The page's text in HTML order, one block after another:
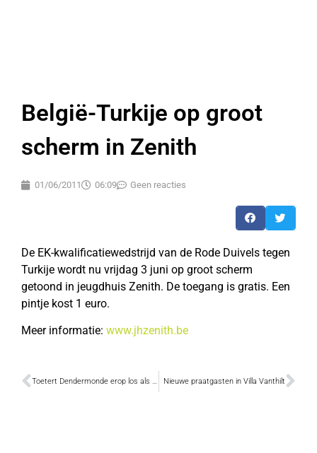
België-Turkije op groot
scherm in Zenith
01/06/2011 06:09 Geen reacties
De EK-kwalificatiewedstrijd van de Rode Duivels tegen
Turkije wordt nu vrijdag 3 juni op groot scherm
getoond in jeugdhuis Zenith. De toegang is gratis. Een
pintje kost 1 euro.
Meer informatie: www.jhzenith.be
Toetert Dendermonde erop los als duivels winnen? Nieuwe praatgasten in Villa Vanthilt